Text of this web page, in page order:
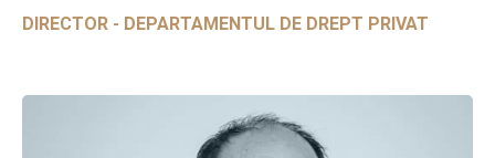
DIRECTOR - DEPARTAMENTUL DE DREPT PRIVAT